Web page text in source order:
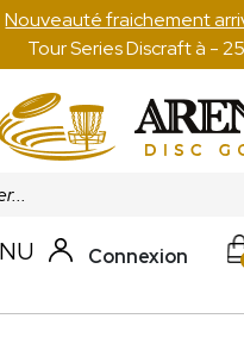
de port offert pour 100 €
disques
Connexion